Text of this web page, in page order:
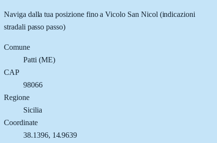
Naviga dalla tua posizione fino aVicolo San Nicol (indicazioni
stradali passo passo)
Comune
Patti (ME)
CAP
98066
Regione
Sicilia
Coordinate
38.1396, 14.9639